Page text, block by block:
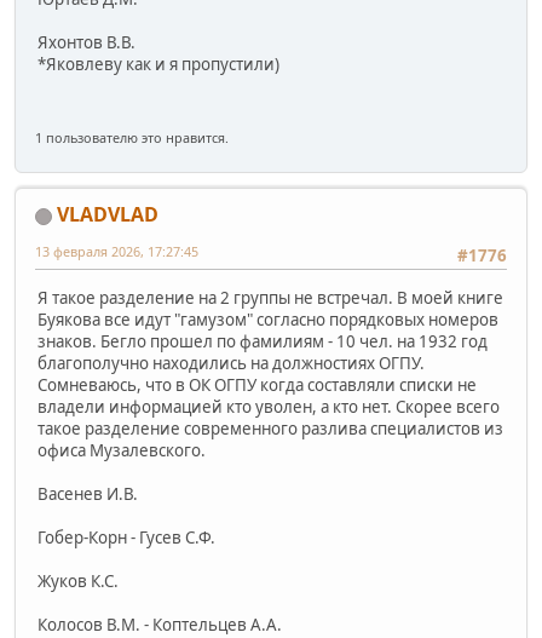
Яхонтов В.В.
*Яковлеву как и я пропустили)
1 пользователю это нравится.
VLADVLAD
#1776
13 февраля 2026, 17:27:45
Я такое разделение на 2 группы не встречал. В моей книге
Буякова все идут "гамузом" согласно порядковых номеров
знаков. Бегло прошел по фамилиям - 10 чел. на 1932 год
благополучно находились на должностиях ОГПУ.
Сомневаюсь, что в ОК ОГПУ когда составляли списки не
владели информацией кто уволен, а кто нет. Скорее всего
такое разделение современного разлива специалистов из
офиса Музалевского.
Васенев И.В.
Гобер-Корн- Гусев С.Ф.
Жуков К.С.
Колосов В.М. - Коптельцев А.А.